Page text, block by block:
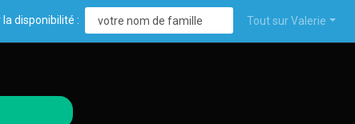
disponibilité : Tout sur Valerie